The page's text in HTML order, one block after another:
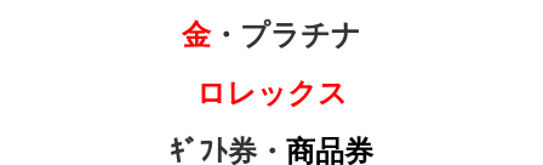
金・プラチナ
ロレックス
ｷﾞﾌﾄ券・ 商品券